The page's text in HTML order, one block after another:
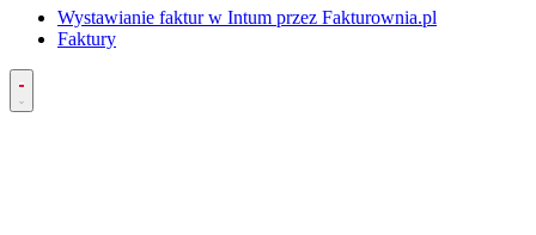
Wystawianie faktur w Intum przez Fakturownia.pl
Faktury